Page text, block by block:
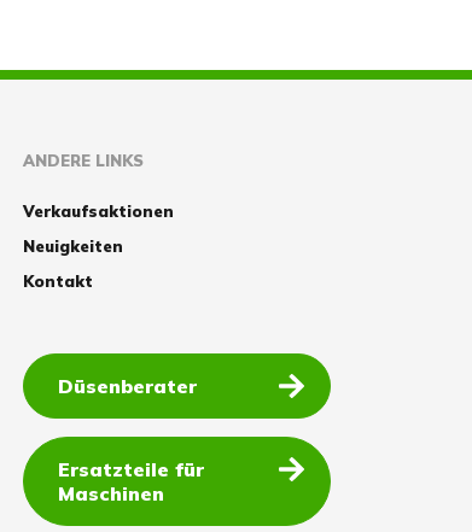
ANDERE LINKS
Verkaufsaktionen
Neuigkeiten
Kontakt
Düsenberater
Ersatzteile für
Maschinen